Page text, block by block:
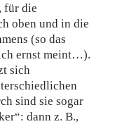
für die
oben und in die
(so das
ernst meint…).
sich
sind sie sogar
dann z. B.,